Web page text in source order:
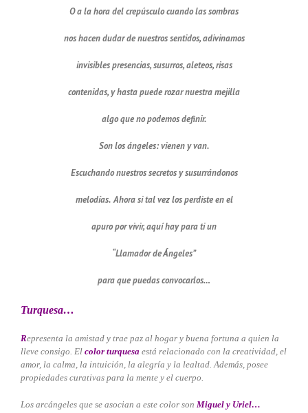
O a la hora del crepúsculo cuando las sombras
nos hacen dudar de nuestros sentidos, adivinamos
invisibles presencias, susurros, aleteos, risas
contenidas, y hasta puede rozar nuestra mejilla
algo que no podemos definir.
Son los ángeles: vienen y van.
Escuchando nuestros secretos y susurrándonos
melodías. Ahora si tal vez los perdiste en el
apuro por vivir, aquí hay para ti un
“Llamador de Ángeles”
para que puedas convocarlos…
Turquesa…
Representa la amistad y trae paz al hogar y buena fortuna a quien la
lleve consigo. El color turquesa está relacionado con la creatividad, el
amor, la calma, la intuición, la alegría y la lealtad. Además, posee
propiedades curativas para la mente y el cuerpo.
Los arcángeles que se asocian a este color son Miguel y Uriel…